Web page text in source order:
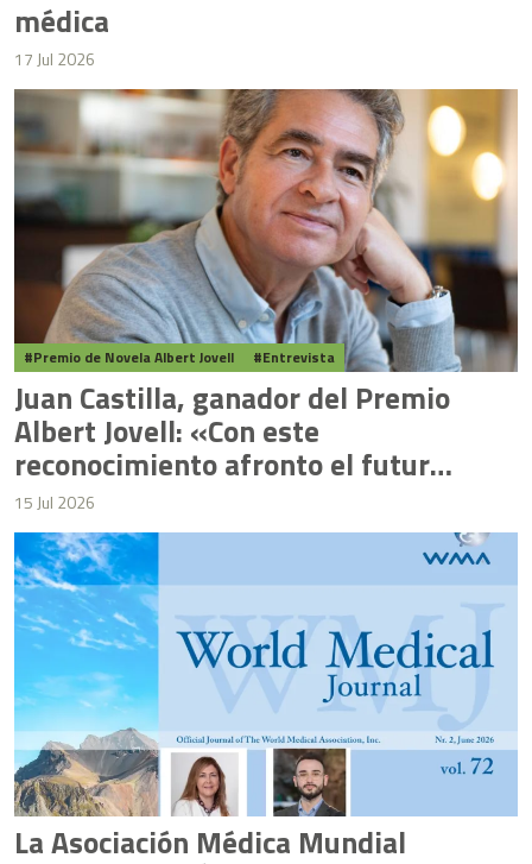
médica
17 Jul 2026
Premio de Novela Albert Jovell Entrevista
Juan Castilla, ganador del Premio
Albert Jovell: «Con este
reconocimiento afronto el futuro
literario con una motivación
renovada»
15 Jul 2026
La Asociación Médica Mundial